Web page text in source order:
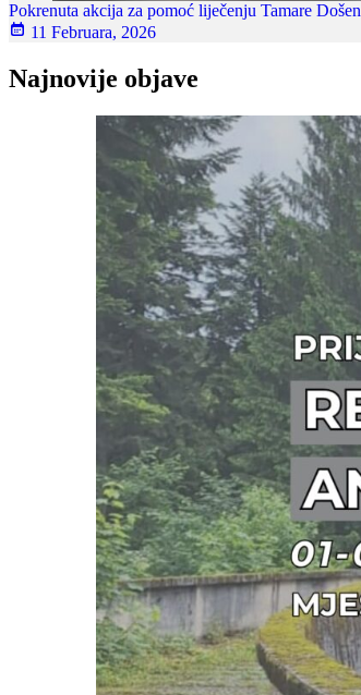
Pokrenuta akcija za pomoć liječenju Tamare
11 Februara, 2026
Najnovije objave